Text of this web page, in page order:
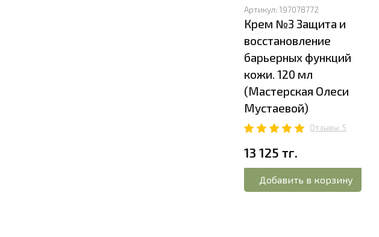
Артикул:197078772
Крем №3 Защита и
восстановление
барьерных функций
кожи. 120 мл
(Мастерская Олеси
Мустаевой)
Отзывы: 5
13 125 тг.
Добавить в корзину